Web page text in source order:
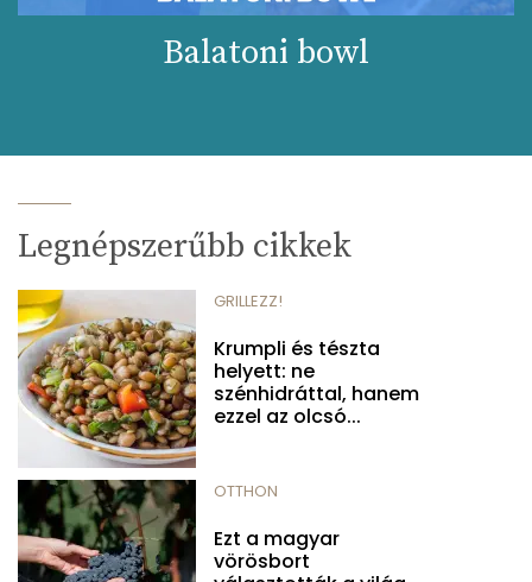
Balatoni bowl
Legnépszerűbb cikkek
GRILLEZZ!
Krumpli és tészta
helyett: ne
szénhidráttal, hanem
ezzel az olcsó...
OTTHON
Ezt a magyar
vörösbort